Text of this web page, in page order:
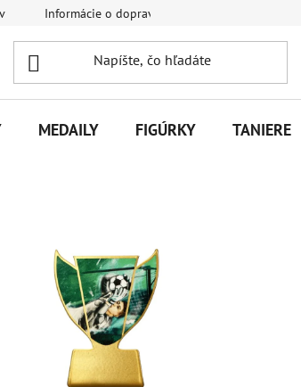
Informácie o doprave
MEDAILY FIGÚRKY TANIERE